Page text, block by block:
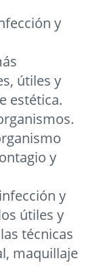
y
útiles y
estética.
y
y
útiles y
técnicas
maquillaje